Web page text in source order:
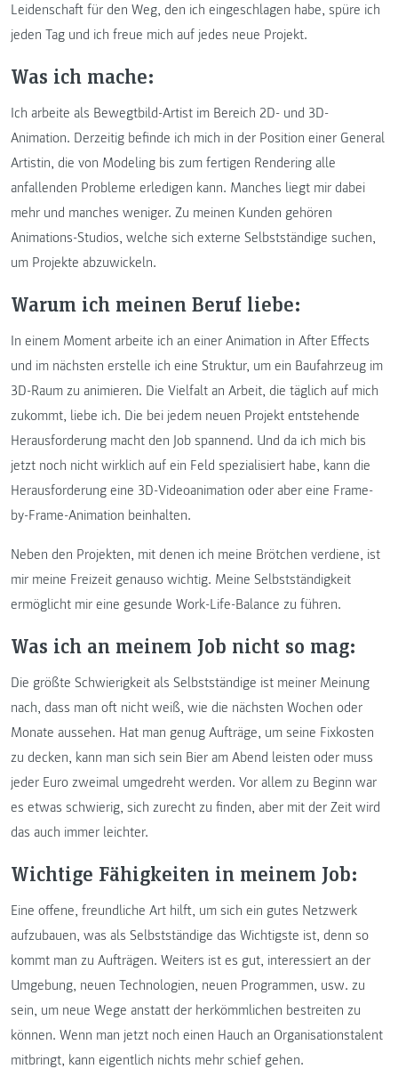
Leidenschaft für den Weg, den ich eingeschlagen habe, spüre ich
jeden Tag und ich freue mich auf jedes neue Projekt.
Was ich mache:
Ich arbeite als Bewegtbild-Artist im Bereich 2D- und 3D-
Animation. Derzeitig befinde ich mich in der Position einer General
Artistin, die von Modeling bis zum fertigen Rendering alle
anfallenden Probleme erledigen kann. Manches liegt mir dabei
mehr und manches weniger. Zu meinen Kunden gehören
Animations-Studios, welche sich externe Selbstständige suchen,
um Projekte abzuwickeln.
Warum ich meinen Beruf liebe:
In einem Moment arbeite ich an einer Animation in After Effects
und im nächsten erstelle ich eine Struktur, um ein Baufahrzeug im
3D-Raum zu animieren. Die Vielfalt an Arbeit, die täglich auf mich
zukommt, liebe ich. Die bei jedem neuen Projekt entstehende
Herausforderung macht den Job spannend. Und da ich mich bis
jetzt noch nicht wirklich auf ein Feld spezialisiert habe, kann die
Herausforderung eine 3D-Videoanimation oder aber eine Frame-
by-Frame-Animation beinhalten.
Neben den Projekten, mit denen ich meine Brötchen verdiene, ist
mir meine Freizeit genauso wichtig. Meine Selbstständigkeit
ermöglicht mir eine gesunde Work-Life-Balance zu führen.
Was ich an meinem Job nicht so mag:
Die größte Schwierigkeit als Selbstständige ist meiner Meinung
nach, dass man oft nicht weiß, wie die nächsten Wochen oder
Monate aussehen. Hat man genug Aufträge, um seine Fixkosten
zu decken, kann man sich sein Bier am Abend leisten oder muss
jeder Euro zweimal umgedreht werden. Vor allem zu Beginn war
es etwas schwierig, sich zurecht zu finden, aber mit der Zeit wird
das auch immer leichter.
Wichtige Fähigkeiten in meinem Job:
Eine offene, freundliche Art hilft, um sich ein gutes Netzwerk
aufzubauen, was als Selbstständige das Wichtigste ist, denn so
kommt man zu Aufträgen. Weiters ist es gut, interessiert an der
Umgebung, neuen Technologien, neuen Programmen, usw. zu
sein, um neue Wege anstatt der herkömmlichen bestreiten zu
können. Wenn man jetzt noch einen Hauch an Organisationstalent
mitbringt, kann eigentlich nichts mehr schief gehen.